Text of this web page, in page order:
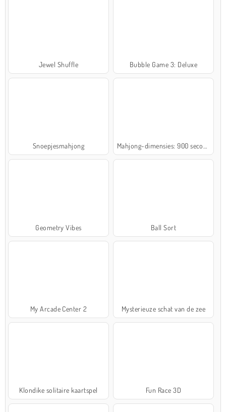
Jewel Shuffle Bubble Game 3: Deluxe
Snoepjesmahjong
Geometry Vibes Ball Sort
My Arcade Center 2 Mysterieuze schat van de zee
Klondike solitaire kaartspel Fun Race 3D